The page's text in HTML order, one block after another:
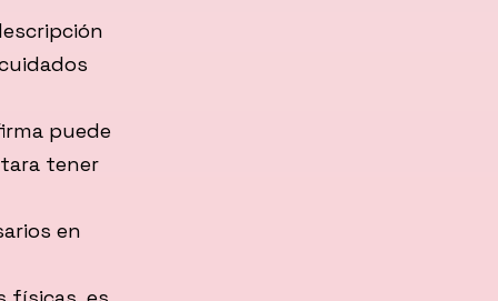
puede
tener
en